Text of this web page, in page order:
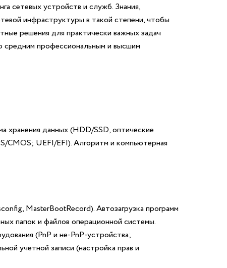
сетевых устройств и служб. Знания,
инфраструктуры в такой степени, чтобы
решения для практически важных задач
средним профессиональным и высшим
хранения данных (HDD/SSD, оптические
CMOS; UEFI/EFI). Алгоритм и компьютерная
MasterBootRecord). Автозагрузка программ
папок и файлов операционной системы.
(PnP и не-PnP-устройства;
учетной записи (настройка прав и